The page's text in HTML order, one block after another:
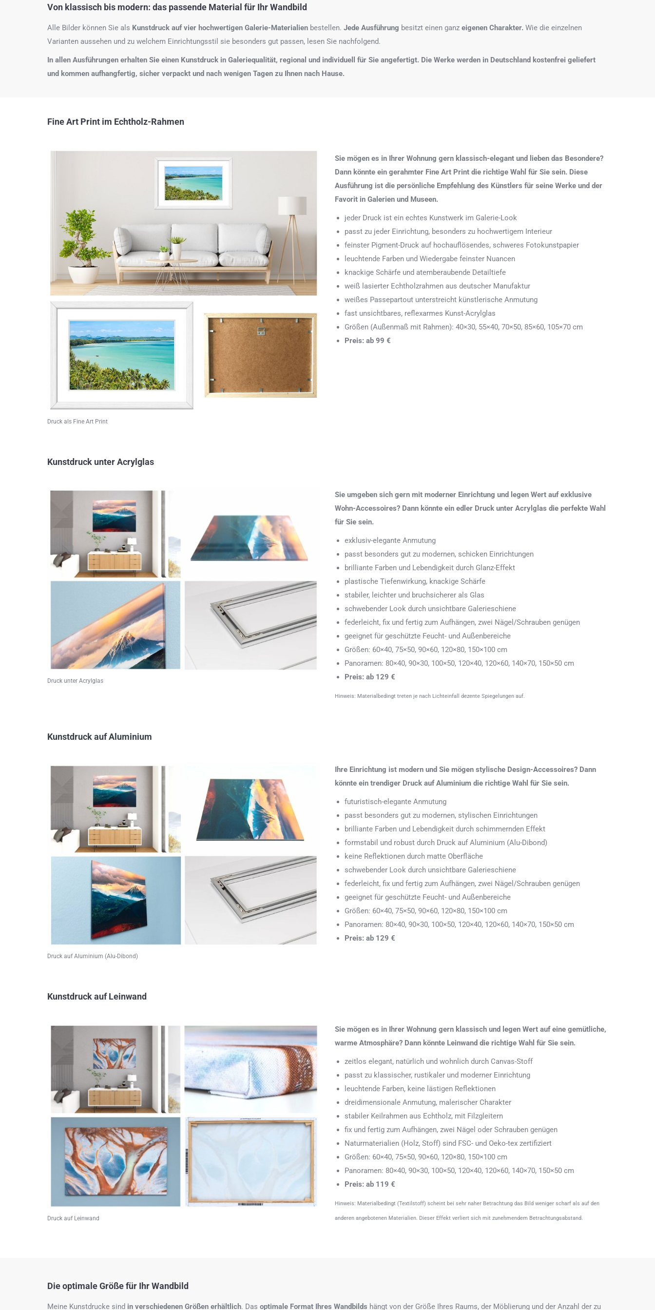
Von klassisch bis modern: das passende Material für Ihr Wandbild
Alle Bilder können Sie als Kunstdruck auf vier hochwertigen Galerie-Materialien bestellen. Jede Ausführung besitzt einen ganz eigenen Charakter. Wie die einzelnen
Varianten aussehen und zu welchem Einrichtungsstil sie besonders gut passen, lesen Sie nachfolgend.
In allen Ausführungen erhalten Sie einen Kunstdruck in Galeriequalität, regional und individuell für Sie angefertigt. Die Werke werden in Deutschland kostenfrei geliefert
und kommen aufhangfertig, sicher verpackt und nach wenigen Tagen zu Ihnen nach Hause.
Fine Art Print im Echtholz-Rahmen
Druck als Fine Art Print
Sie mögen es in Ihrer Wohnung gern klassisch-elegant und lieben das Besondere?
Dann könnte ein gerahmter Fine Art Print die richtige Wahl für Sie sein. Diese
Ausführung ist die persönliche Empfehlung des Künstlers für seine Werke und der
Favorit in Galerien und Museen.
jeder Druck ist ein echtes Kunstwerk im Galerie-Look
passt zu jeder Einrichtung, besonders zu hochwertigem Interieur
feinster Pigment-Druck auf hochauflösendes, schweres Fotokunstpapier
leuchtende Farben und Wiedergabe feinster Nuancen
knackige Schärfe und atemberaubende Detailtiefe
weiß lasierter Echtholzrahmen aus deutscher Manufaktur
weißes Passepartout unterstreicht künstlerische Anmutung
fast unsichtbares, reflexarmes Kunst-Acrylglas
Größen (Außenmaß mit Rahmen): 40×30, 55×40, 70×50, 85×60, 105×70 cm
Preis: ab 99 €
Kunstdruck unter Acrylglas
Druck unter Acrylglas
Sie umgeben sich gern mit moderner Einrichtung und legen Wert auf exklusive
Wohn-Accessoires? Dann könnte ein edler Druck unter Acrylglas die perfekte Wahl
für Sie sein.
exklusiv-elegante Anmutung
passt besonders gut zu modernen, schicken Einrichtungen
brilliante Farben und Lebendigkeit durch Glanz-Effekt
plastische Tiefenwirkung, knackige Schärfe
stabiler, leichter und bruchsicherer als Glas
schwebender Look durch unsichtbare Galerieschiene
federleicht, fix und fertig zum Aufhängen, zwei Nägel/Schrauben genügen
geeignet für geschützte Feucht- und Außenbereiche
Größen: 60×40, 75×50, 90×60, 120×80, 150×100 cm
Panoramen: 80×40, 90×30, 100×50, 120×40, 120×60, 140×70, 150×50 cm
Preis: ab 129 €
Hinweis: Materialbedingt treten je nach Lichteinfall dezente Spiegelungen auf.
Kunstdruck auf Aluminium
Druck auf Aluminium (Alu-Dibond)
Ihre Einrichtung ist modern und Sie mögen stylische Design-Accessoires? Dann
könnte ein trendiger Druck auf Aluminium die richtige Wahl für Sie sein.
futuristisch-elegante Anmutung
passt besonders gut zu modernen, stylischen Einrichtungen
brilliante Farben und Lebendigkeit durch schimmernden Effekt
formstabil und robust durch Druck auf Aluminium (Alu-Dibond)
keine Reflektionen durch matte Oberfläche
schwebender Look durch unsichtbare Galerieschiene
federleicht, fix und fertig zum Aufhängen, zwei Nägel/Schrauben genügen
geeignet für geschützte Feucht- und Außenbereiche
Größen: 60×40, 75×50, 90×60, 120×80, 150×100 cm
Panoramen: 80×40, 90×30, 100×50, 120×40, 120×60, 140×70, 150×50 cm
Preis: ab 129 €
Kunstdruck auf Leinwand
Druck auf Leinwand
Sie mögen es in Ihrer Wohnung gern klassisch und legen Wert auf eine gemütliche,
warme Atmosphäre? Dann könnte Leinwand die richtige Wahl für Sie sein.
zeitlos elegant, natürlich und wohnlich durch Canvas-Stoff
passt zu klassischer, rustikaler und moderner Einrichtung
leuchtende Farben, keine lästigen Reflektionen
dreidimensionale Anmutung, malerischer Charakter
stabiler Keilrahmen aus Echtholz, mit Filzgleitern
fix und fertig zum Aufhängen, zwei Nägel oder Schrauben genügen
Naturmaterialien (Holz, Stoff) sind FSC- und Oeko-tex zertifiziert
Größen: 60×40, 75×50, 90×60, 120×80, 150×100 cm
Panoramen: 80×40, 90×30, 100×50, 120×40, 120×60, 140×70, 150×50 cm
Preis: ab 119 €
Hinweis: Materialbedingt (Textilstoff) scheint bei sehr naher Betrachtung das Bild weniger scharf als auf den
anderen angebotenen Materialien. Dieser Effekt verliert sich mit zunehmendem Betrachtungsabstand.
Die optimale Größe für Ihr Wandbild
Meine Kunstdrucke sind in verschiedenen Größen erhältlich. Das optimale Format Ihres Wandbilds hängt von der Größe Ihres Raums, der Möblierung und der Anzahl der zu